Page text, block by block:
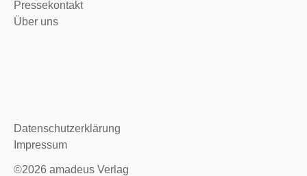
Pressekontakt
Über uns
Datenschutzerklärung
Impressum
©2026 amadeus Verlag